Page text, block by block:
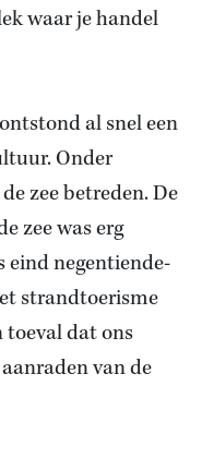
waar je handel
al snel een
Onder
zee betreden. De
zee was erg
eind negentiende-
strandtoerisme
toeval dat ons
van de